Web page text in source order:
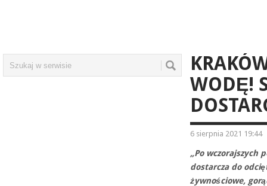
WODĘ!
6 sierpnia 2021 19:44
„Po wczorajszych
dostarcza do
żywnościowe,